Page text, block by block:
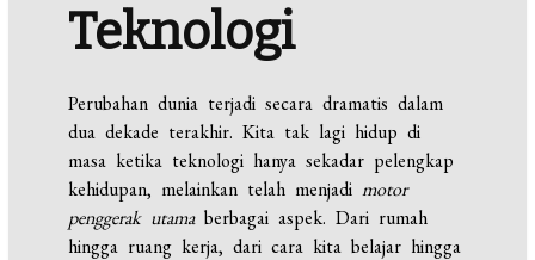
Teknologi
Perubahan dunia terjadi secara dramatis dalam
dua dekade terakhir. Kita tak lagi hidup di
masa ketika teknologi hanya sekadar pelengkap
kehidupan, melainkan telah menjadimotor
penggerak utamaberbagai aspek. Dari rumah
hingga ruang kerja, dari cara kita belajar hingga